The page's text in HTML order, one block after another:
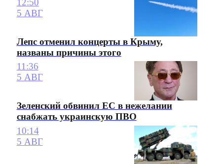
12:50
5 АВГ
Лепс отменил концерты в Крыму,
названы причины этого
11:36
5 АВГ
Зеленский обвинил ЕС в нежелании
снабжать украинскую ПВО
10:14
5 АВГ